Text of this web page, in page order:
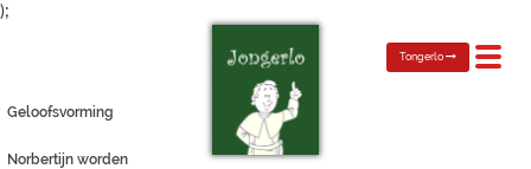
);
Toggle
Tongerlo
Geloofsvorming
Norbertijn worden